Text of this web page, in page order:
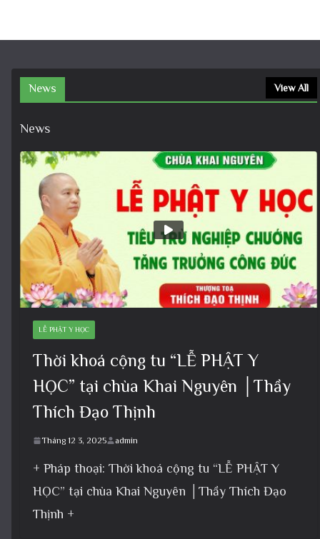
News View All
News
LỄ PHẬT Y HỌC
Thời khoá cộng tu “LỄ PHẬT Y
HỌC” tại chùa Khai Nguyên │Thầy
Thích Đạo Thịnh
Tháng 12 3, 2025 admin
+ Pháp thoại: Thời khoá cộng tu “LỄ PHẬT Y
HỌC” tại chùa Khai Nguyên │Thầy Thích Đạo
Thịnh +